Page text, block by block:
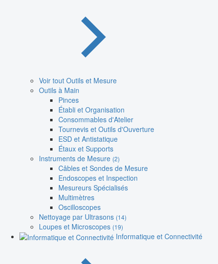
Voir tout Outils et Mesure
Outils à Main
Pinces
Établi et Organisation
Consommables d'Atelier
Tournevis et Outils d'Ouverture
ESD et Antistatique
Étaux et Supports
Instruments de Mesure (2)
Câbles et Sondes de Mesure
Endoscopes et Inspection
Mesureurs Spécialisés
Multimètres
Oscilloscopes
Nettoyage par Ultrasons (14)
Loupes et Microscopes (19)
Informatique et Connectivité